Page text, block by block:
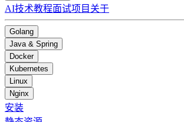
AI技术教程面试项目 关于
Golang
Java & Spring
Docker
Kubernetes
Linux
Nginx
安装